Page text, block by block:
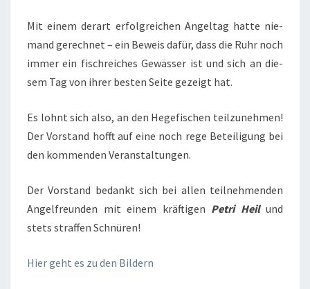
Mit einem der­art erfolg­rei­chen Angel­tag hat­te nie­
mand gerech­net – ein Beweis dafür, dass die Ruhr noch
immer ein fisch­rei­ches Gewäs­ser ist und sich an die­
sem Tag von ihrer bes­ten Sei­te gezeigt hat.
Es lohnt sich also, an den Hege­fi­schen teil­zu­neh­men!
Der Vor­stand hofft auf eine noch rege Betei­li­gung bei
den kom­men­den Veranstaltungen.
Der Vor­stand bedankt sich bei allen teil­neh­men­den
Angel­freun­den mit einem kräf­ti­gen Petri Heil und
stets straf­fen Schnüren!
Hier geht es zu den Bildern